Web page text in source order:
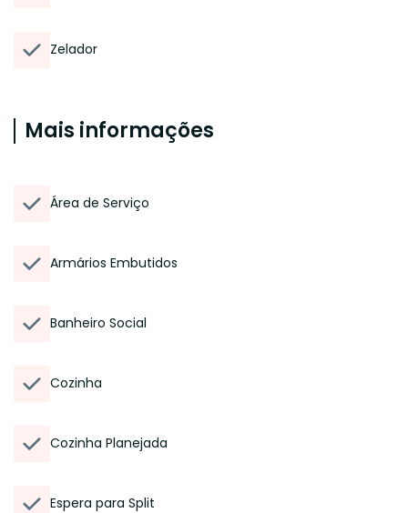
Zelador
Mais informações
Área de Serviço
Armários Embutidos
Banheiro Social
Cozinha
Cozinha Planejada
Espera para Split